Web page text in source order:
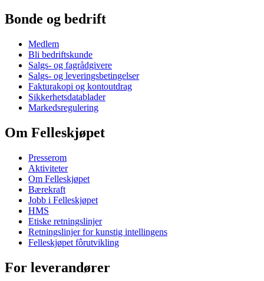
Bonde og bedrift
Medlem
Bli bedriftskunde
Salgs- og fagrådgivere
Salgs- og leveringsbetingelser
Fakturakopi og kontoutdrag
Sikkerhetsdatablader
Markedsregulering
Om Felleskjøpet
Presserom
Aktiviteter
Om Felleskjøpet
Bærekraft
Jobb i Felleskjøpet
HMS
Etiske retningslinjer
Retningslinjer for kunstig intellingens
Felleskjøpet fôrutvikling
For leverandører